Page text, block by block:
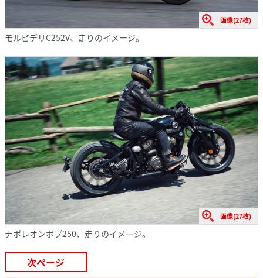
画像(27枚)
モルビデリC252V、走りのイメージ。
画像(27枚)
ナポレオンボブ250、走りのイメージ。
次ページ